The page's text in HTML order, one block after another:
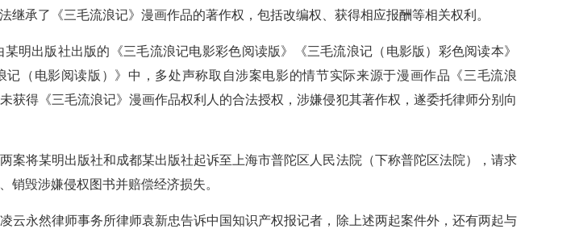
承了《三毛流浪记》漫画作品的著作权，包括改编权、获得相应报酬等相关权利。
出版社出版的《三毛流浪记电影彩色阅读版》《三毛流浪记（电影版）彩色阅读本》
记（电影阅读版）》中，多处声称取自涉案电影的情节实际来源于漫画作品《三毛流浪
获得《三毛流浪记》漫画作品权利人的合法授权，涉嫌侵犯其著作权，遂委托律师分别向
将某明出版社和成都某出版社起诉至上海市普陀区人民法院（下称普陀区法院），请求
销毁涉嫌侵权图书并赔偿经济损失。
永然律师事务所律师袁新忠告诉中国知识产权报记者，除上述两起案件外，还有两起与